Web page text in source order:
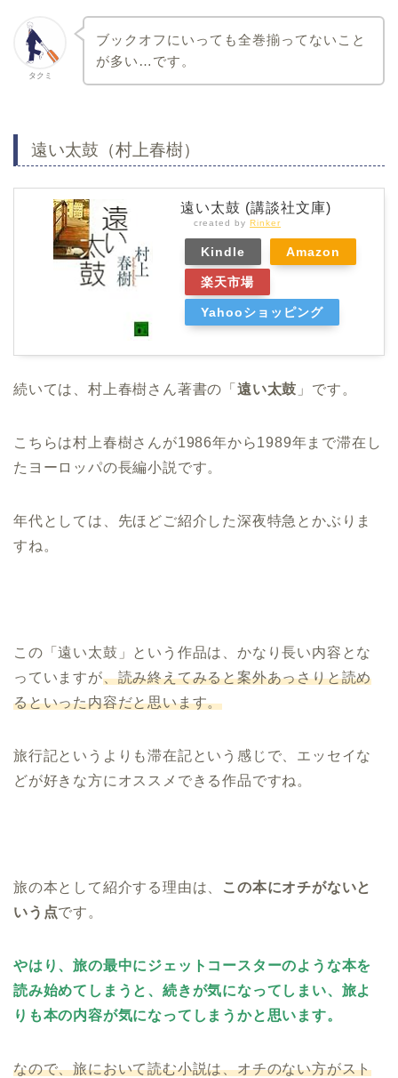
タクミ
ブックオフにいっても全巻揃ってないこと
が多い…です。
遠い太鼓（村上春樹）
遠い太鼓 (講談社文庫)
created by Rinker
Kindle Amazon
楽天市場
Yahooショッピング
続いては、村上春樹さん著書の「 遠い太鼓 」です。
こちらは村上春樹さんが1986年から1989年まで滞在し
たヨーロッパの長編小説です。
年代としては、先ほどご紹介した深夜特急とかぶりま
すね。
この「遠い太鼓」という作品は、かなり長い内容とな
っていますが、読み終えてみると案外あっさりと読め
るといった内容だと思います。
旅行記というよりも滞在記という感じで、エッセイな
どが好きな方にオススメできる作品ですね。
旅の本として紹介する理由は、
この本にオチがないと
いう点です。
やはり、旅の最中にジェットコースターのような本を
読み始めてしまうと、続きが気になってしまい、旅よ
りも本の内容が気になってしまうかと思います。
なので、旅において読む小説は、オチのない方がスト